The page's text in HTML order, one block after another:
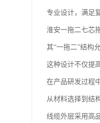
专业设计，满足
淮安一拖二七芯
其“一拖二”结构
这种设计不仅提
在产品研发过程
从材料选择到结
线缆外层采用高